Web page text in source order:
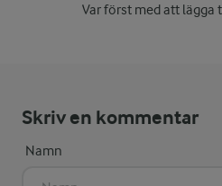
Var först med att
Skriv en kommentar
Namn